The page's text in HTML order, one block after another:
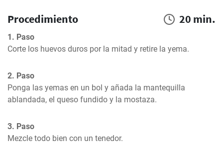
Procedimiento 20 min.
1. Paso
Corte los huevos duros por la mitad y retire la yema.
2. Paso
Ponga las yemas en un bol y añada la mantequilla
ablandada, el queso fundido y la mostaza.
3. Paso
Mezcle todo bien con un tenedor.